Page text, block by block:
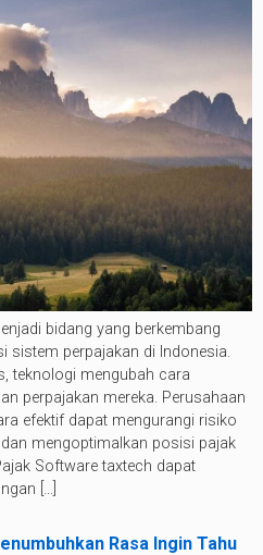
bidang yang berkembang
sistem perpajakan di Indonesia.
teknologi mengubah cara
perpajakan mereka. Perusahaan
efektif dapat mengurangi risiko
mengoptimalkan posisi pajak
Software taxtech dapat
[…]
Rasa Ingin Tahu